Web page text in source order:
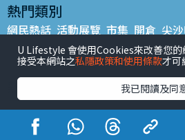
熱門類別
網民熱話 活動展覽 市集 開倉 尖
銅鑼灣好去處 元朗好去處 荃灣好
餐廳情報 戶外郊遊
熱門標籤
#UGO搵好去處 #人氣活動推介 #
#親子玩樂好去處
#ULifestyle應用
U Lifestyle 會使用Cookies來改善您的
接受本網站之私隱政策和使用條款才可
我已閱讀及同